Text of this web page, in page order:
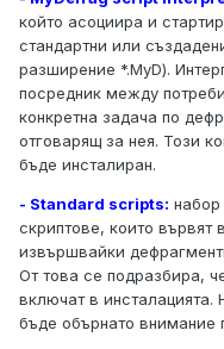
който асоциира и
стандартни или
разширение *.MyD).
посредник между
конкретна задача по
отговарящ за нея. Този
бъде инсталиран.
- Standard scripts: набор
скриптове, които вървят
извършвайки
От това се подразбира,
включат в инсталацията.
бъде обърнато внимание